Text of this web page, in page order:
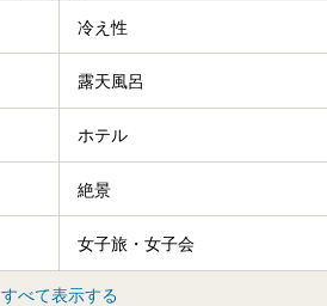
冷え性
露天風呂
ホテル
絶景
女子旅・女子会
すべて表示する